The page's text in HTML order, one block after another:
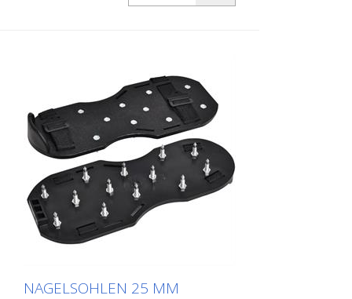
NAGELSOHLEN 25 MM